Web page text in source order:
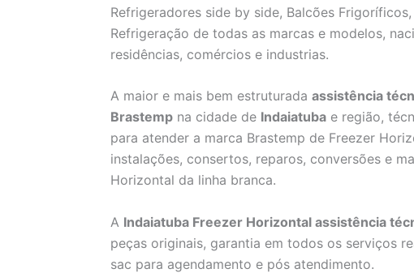
Refrigeradores side by side, Balcões
Refrigeração de todas as marcas e modelos,
residências, comércios e industrias.
A maior e mais bem estruturada assistência
Brastemp na cidade de Indaiatuba e região,
para atender a marca Brastemp de Freezer
instalações, consertos, reparos, conversões e
Horizontal da linha branca.
A Indaiatuba Freezer Horizontal assistência
peças originais, garantia em todos os serviços
sac para agendamento e pós atendimento.